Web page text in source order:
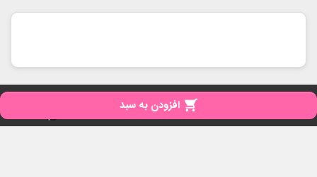
 افزودن به سبد
تمامی حقوق برای مای نی نی محفوظ است